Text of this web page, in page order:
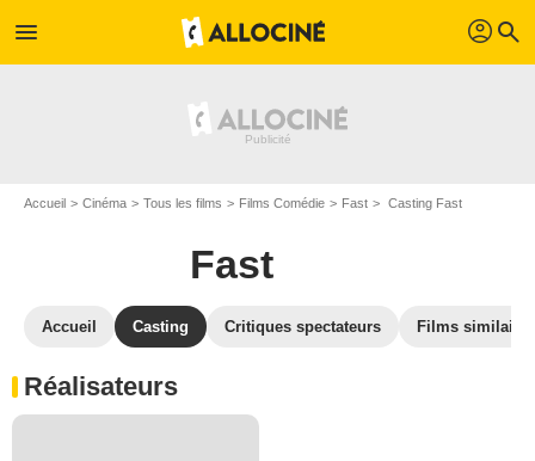
menu profil search
Accueil Cinéma Tous les films Films Comédie Fast Casting Fast
Fast
Accueil Casting Critiques spectateurs Films similaires
Réalisateurs